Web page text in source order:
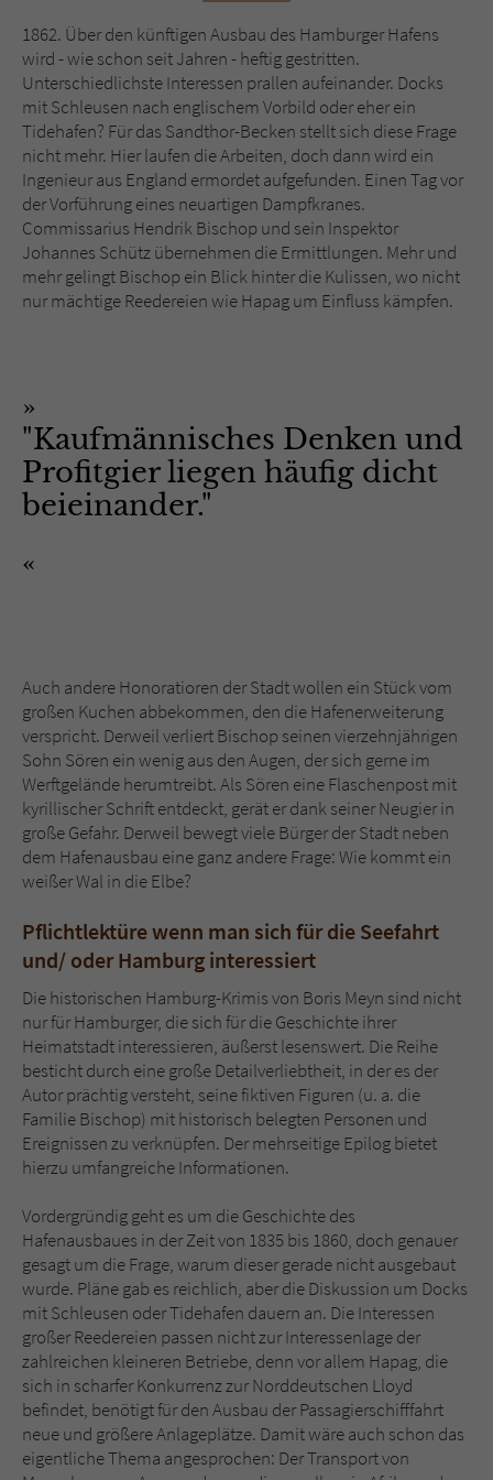
1862. Über den künftigen Ausbau des Hamburger Hafens
wird - wie schon seit Jahren - heftig gestritten.
Unterschiedlichste Interessen prallen aufeinander. Docks
mit Schleusen nach englischem Vorbild oder eher ein
Tidehafen? Für das Sandthor-Becken stellt sich diese Frage
nicht mehr. Hier laufen die Arbeiten, doch dann wird ein
Ingenieur aus England ermordet aufgefunden. Einen Tag vor
der Vorführung eines neuartigen Dampfkranes.
Commissarius Hendrik Bischop und sein Inspektor
Johannes Schütz übernehmen die Ermittlungen. Mehr und
mehr gelingt Bischop ein Blick hinter die Kulissen, wo nicht
nur mächtige Reedereien wie Hapag um Einfluss kämpfen.
"Kaufmännisches Denken und
Profitgier liegen häufig dicht
beieinander."
Auch andere Honoratioren der Stadt wollen ein Stück vom
großen Kuchen abbekommen, den die Hafenerweiterung
verspricht. Derweil verliert Bischop seinen vierzehnjährigen
Sohn Sören ein wenig aus den Augen, der sich gerne im
Werftgelände herumtreibt. Als Sören eine Flaschenpost mit
kyrillischer Schrift entdeckt, gerät er dank seiner Neugier in
große Gefahr. Derweil bewegt viele Bürger der Stadt neben
dem Hafenausbau eine ganz andere Frage: Wie kommt ein
weißer Wal in die Elbe?
Pflichtlektüre wenn man sich für die Seefahrt
und/ oder Hamburg interessiert
Die historischen Hamburg-Krimis von Boris Meyn sind nicht
nur für Hamburger, die sich für die Geschichte ihrer
Heimatstadt interessieren, äußerst lesenswert. Die Reihe
besticht durch eine große Detailverliebtheit, in der es der
Autor prächtig versteht, seine fiktiven Figuren (u. a. die
Familie Bischop) mit historisch belegten Personen und
Ereignissen zu verknüpfen. Der mehrseitige Epilog bietet
hierzu umfangreiche Informationen.
Vordergründig geht es um die Geschichte des
Hafenausbaues in der Zeit von 1835 bis 1860, doch genauer
gesagt um die Frage, warum dieser gerade nicht ausgebaut
wurde. Pläne gab es reichlich, aber die Diskussion um Docks
mit Schleusen oder Tidehafen dauern an. Die Interessen
großer Reedereien passen nicht zur Interessenlage der
zahlreichen kleineren Betriebe, denn vor allem Hapag, die
sich in scharfer Konkurrenz zur Norddeutschen Lloyd
befindet, benötigt für den Ausbau der Passagierschifffahrt
neue und größere Anlageplätze. Damit wäre auch schon das
eigentliche Thema angesprochen: Der Transport von
Sicherheitscode des Kontaktformulars zu
überprüfen.